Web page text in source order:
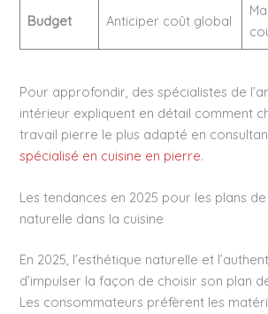
Budget Anticiper coût global
Pour approfondir, des spécialistes de
intérieur expliquent en détail comment
travail pierre le plus adapté en
spécialisé en cuisine en pierre.
Les tendances en 2025 pour les plans
naturelle dans la cuisine
En 2025, l’esthétique naturelle et
d’impulser la façon de choisir son plan
Les consommateurs préfèrent les